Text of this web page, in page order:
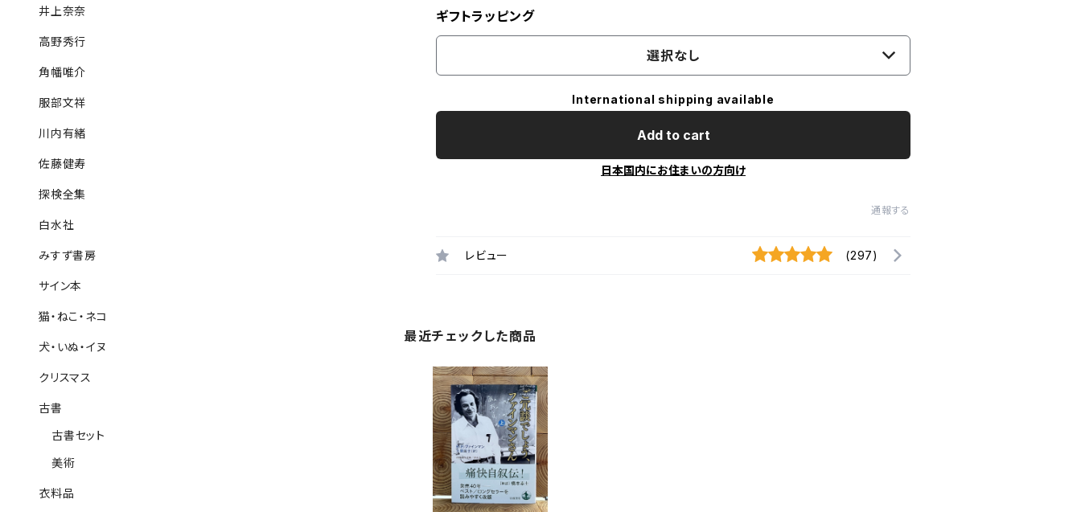
ギフトラッピング
選択なし
International shipping available
Add to cart
日本国内にお住まいの方向け
通報する
レビュー (297)
最近チェックした商品
井上奈奈
高野秀行
角幡唯介
服部文祥
川内有緒
佐藤健寿
探検全集
白水社
みすず書房
サイン本
猫・ねこ・ネコ
犬・いぬ・イヌ
クリスマス
古書
古書セット
美術
衣料品